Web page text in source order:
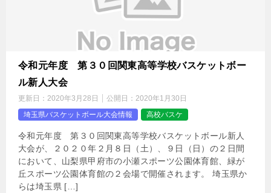
令和元年度 第３０回関東高等学校バスケットボー
ル新人大会
更新日： 2020年3月28日 公開日： 2020年1月30日
埼玉県バスケットボール大会情報
高校バスケ
令和元年度 第３０回関東高等学校バスケットボール新人
大会が、２０２０年２月８日（土）、９日（日）の２日間
において、山梨県甲府市の小瀬スポーツ公園体育館、緑が
丘スポーツ公園体育館の２会場で開催されます。 埼玉県か
らは埼玉県 […]